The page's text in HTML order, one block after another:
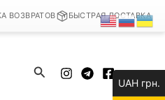
ВОЗВРАТОВ БЫСТРАЯ ДОСТАВКА
Поиск
UAH грн.